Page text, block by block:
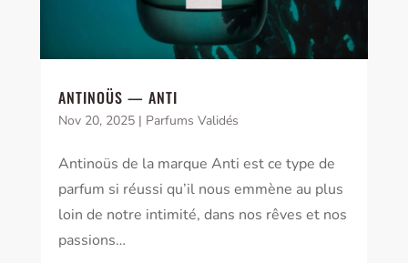
ANTINOÜS — ANTI
Nov 20, 2025| Parfums Validés
Antinoüs de la marque Anti est ce type de
parfum si réussi qu’il nous emmène au plus
loin de notre intimité, dans nos rêves et nos
passions…